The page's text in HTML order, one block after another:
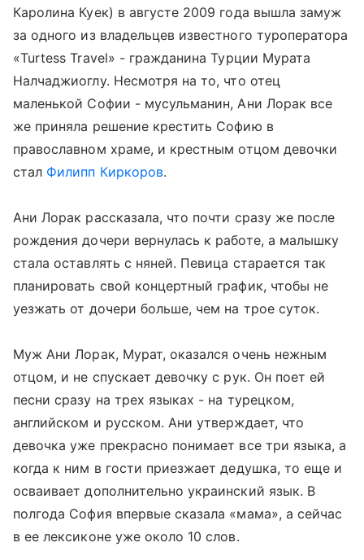
Каролина Куек) в августе 2009 года вышла замуж
за одного из владельцев известного туроператора
«Turtess Travel» - гражданина Турции Мурата
Налчаджиоглу. Несмотря на то, что отец
маленькой Софии - мусульманин, Ани Лорак все
же приняла решение крестить Софию в
православном храме, и крестным отцом девочки
стал Филипп Киркоров.
Ани Лорак рассказала, что почти сразу же после
рождения дочери вернулась к работе, а малышку
стала оставлять с няней. Певица старается так
планировать свой концертный график, чтобы не
уезжать от дочери больше, чем на трое суток.
Муж Ани Лорак, Мурат, оказался очень нежным
отцом, и не спускает девочку с рук. Он поет ей
песни сразу на трех языках - на турецком,
английском и русском. Ани утверждает, что
девочка уже прекрасно понимает все три языка, а
когда к ним в гости приезжает дедушка, то еще и
осваивает дополнительно украинский язык. В
полгода София впервые сказала «мама», а сейчас
в ее лексиконе уже около 10 слов.